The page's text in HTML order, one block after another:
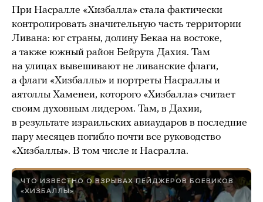
При Насралле «Хизбалла» стала фактически
контролировать значительную часть территории
Ливана: юг страны, долину Бекаа на востоке,
а также южный район Бейрута Дахия. Там
на улицах вывешивают не ливанские флаги,
а флаги «Хизбаллы» и портреты Насраллы и
аятоллы Хаменеи, которого «Хизбалла» считает
своим духовным лидером. Там, в Дахии,
в результате израильских авиаударов в последние
пару месяцев погибло почти все руководство
«Хизбаллы». В том числе и Насралла.
ЧТО ИЗВЕСТНО О ВЗРЫВАХ ПЕЙДЖЕРОВ БОЕВИКОВ
«ХИЗБАЛЛЫ»